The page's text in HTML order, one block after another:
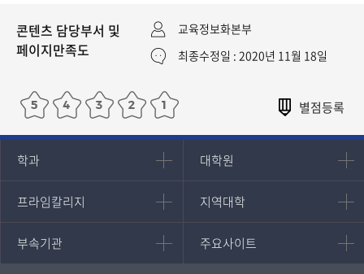
콘텐츠 담당부서 및
페이지만족도
교육정보화본부
최종수정일 : 2020년 11월 18일
학과
인문과학대학
국어국문학과
영어영문학과
대학원
대학원
대학원
경영대학원
프라임칼리지
프라임칼리지
학사학위과정
평생교육과정
지역대학
지역대학
지역대학 포털
서울지역대학
부속기관
부속기관
중앙도서관
주요사이트
주요사이트
멘토링